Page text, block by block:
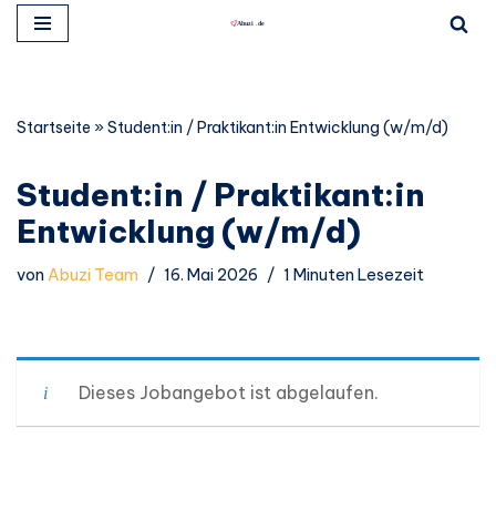
springen
Startseite »Student:in / Praktikant:in Entwicklung (w/m/d)
Student:in / Praktikant:in
Entwicklung (w/m/d)
vonAbuzi Team 16. Mai 2026 1 Minuten Lesezeit
Dieses Jobangebot ist abgelaufen.